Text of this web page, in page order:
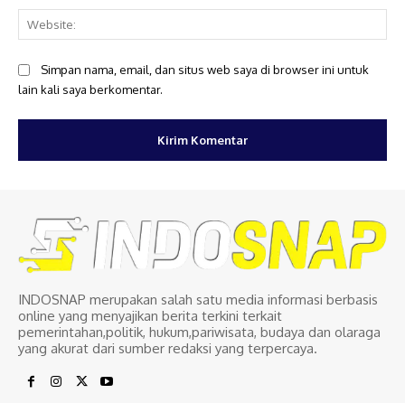
Simpan nama, email, dan situs web saya di browser ini untuk
lain kali saya berkomentar.
INDOSNAP merupakan salah satu media informasi berbasis
online yang menyajikan berita terkini terkait
pemerintahan,politik, hukum,pariwisata, budaya dan olaraga
yang akurat dari sumber redaksi yang terpercaya.